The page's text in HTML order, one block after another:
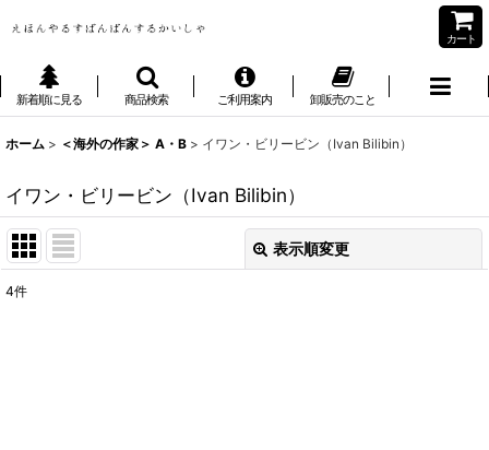
カート
新着順に見る 商品検索 ご利用案内 卸販売のこと
ホーム > ＜海外の作家＞ A・B > イワン・ビリービン（Ivan Bilibin）
イワン・ビリービン（Ivan Bilibin）
表示順変更
4件